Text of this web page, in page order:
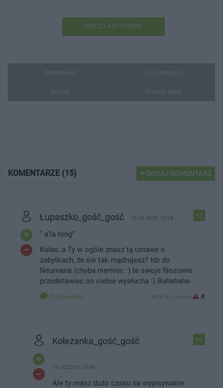
WIĘCEJ ARTYKUŁÓW
KOMENTARZE (15) DODAJ KOMENTARZ
+3
Łupaszko_gość_gość 10.10.2019, 13:18
'' a'la long"
Kulas, a Ty w ogóle znasz tą ustawe o
zabytkach, że sie tak mądrujesz? Idz do
Neumana (chyba niemiec :) te swoje filozowie
przedstawiac on ciebie wysłucha :) Buhahaha
Odpowiedz IP: 37.47.xx9.xx3 #
+6
Koleżanka_gość_gość
10.10.2019, 13:40
Ale ty masz dużo czasu na wypisywanie